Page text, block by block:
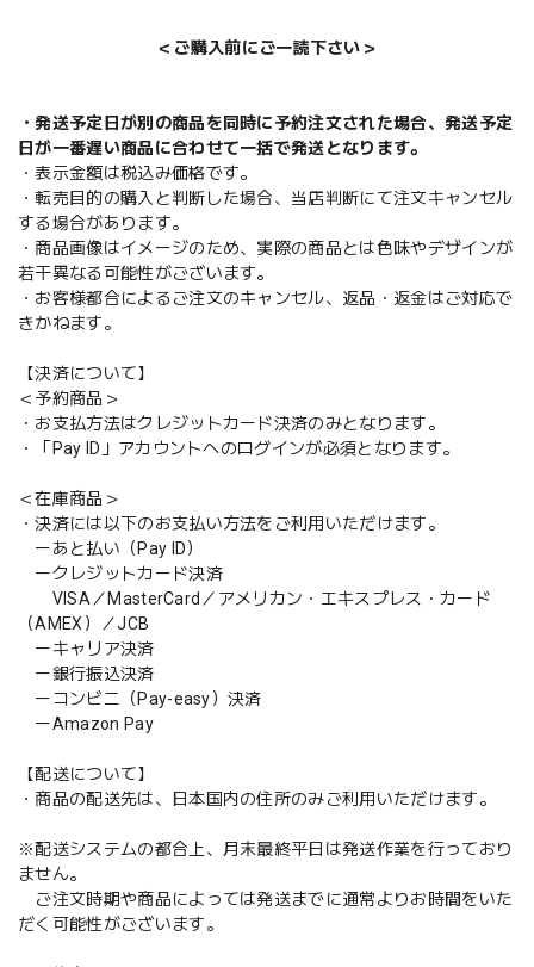
＜ご購入前にご一読下さい＞
・発送予定日が別の商品を同時に予約注文された場合、発送予定
日が一番遅い商品に合わせて一括で発送となります。
・表示金額は税込み価格です。
・転売目的の購入と判断した場合、当店判断にて注文キャンセル
する場合があります。
・商品画像はイメージのため、実際の商品とは色味やデザインが
若干異なる可能性がございます。
・お客様都合によるご注文のキャンセル、返品・返金はご対応で
きかねます。
【決済について】
＜予約商品＞
・お支払方法はクレジットカード決済のみとなります。
・「Pay ID」アカウントへのログインが必須となります。
＜在庫商品＞
・決済には以下のお支払い方法をご利用いただけます。
ーあと払い（Pay ID）
ークレジットカード決済
VISA／MasterCard／アメリカン・エキスプレス・カード
（AMEX）／JCB
ーキャリア決済
ー銀行振込決済
ーコンビニ（Pay-easy）決済
ーAmazon Pay
【配送について】
・商品の配送先は、日本国内の住所のみご利用いただけます。
※配送システムの都合上、月末最終平日は発送作業を行っており
ません。
ご注文時期や商品によっては発送までに通常よりお時間をいた
だく可能性がございます。